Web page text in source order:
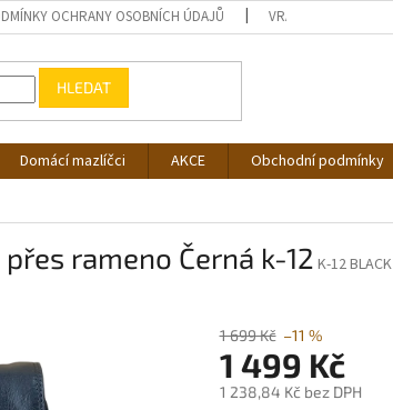
OCHRANY OSOBNÍCH ÚDAJŮ VRÁCENÍ ZBOŽÍ
HLEDAT
Domácí mazlíčci AKCE Obchodní podmínky
rameno Černá k-12 K-12 BLACK
1 699 Kč –11 %
1 499 Kč
1 238,84 Kč bez DPH